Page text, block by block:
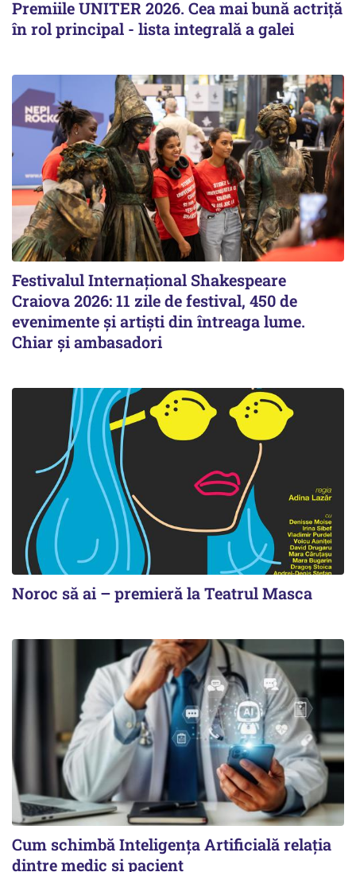
Premiile UNITER 2026. Cea mai bună actriță
în rol principal - lista integrală a galei
Festivalul Internațional Shakespeare
Craiova 2026: 11 zile de festival, 450 de
evenimente și artiști din întreaga lume.
Chiar și ambasadori
Noroc să ai – premieră la Teatrul Masca
Cum schimbă Inteligența Artificială relația
dintre medic și pacient